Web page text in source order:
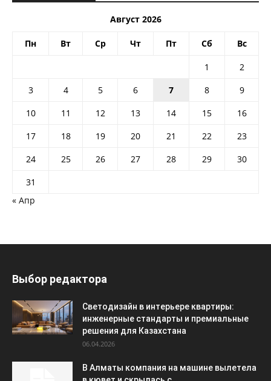
Август 2026
Пн Вт Ср Чт Пт Сб Вс
1
2
3
4 5 6 7 8
9
10
11 12 13 14 15
16
17
18 19 20 21 22
23
24
25 26 27 28 29
30
31
« Апр
Выбор редактора
Светодизайн в интерьере квартиры:
инженерные стандарты и премиальные
решения для Казахстана
06.04.2026
В Алматы компания на машине вылетела